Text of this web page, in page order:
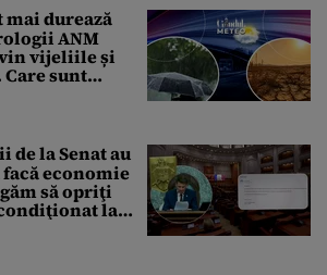
mai durează
ANM
vijeliile și
sunt
chiar de
de la Senat au
economie
să opriţi
la